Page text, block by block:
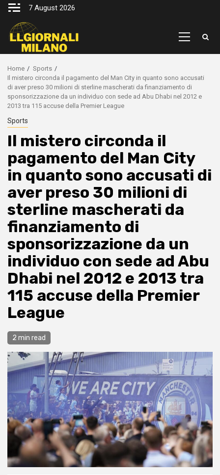
Skip
content
7 August 2026
Primary
Home
Sports
Il mistero circonda il pagamento del Man City in quanto sono accusati
di aver preso 30 milioni di sterline mascherati da finanziamento di
sponsorizzazione da un individuo con sede ad Abu Dhabi nel 2012 e
2013 tra 115 accuse della Premier League
Sports
Il mistero circonda il
pagamento del Man City
in quanto sono accusati di
aver preso 30 milioni di
sterline mascherati da
finanziamento di
sponsorizzazione da un
individuo con sede ad Abu
Dhabi nel 2012 e 2013 tra
115 accuse della Premier
League
2 min read